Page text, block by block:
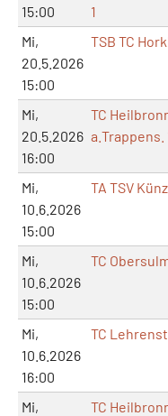
15:00
1
Mi,
20.5.2026
15:00
TSB TC
Mi,
20.5.2026
16:00
TC
a.Trappens.
Mi,
10.6.2026
15:00
TA TSV
Mi,
10.6.2026
15:00
TC
Mi,
10.6.2026
16:00
TC
Mi,
TC